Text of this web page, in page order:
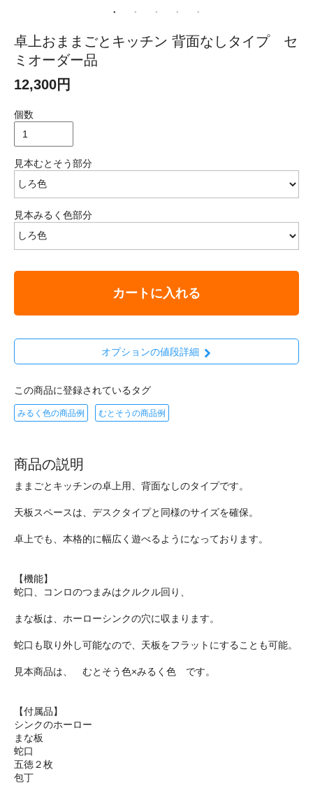
卓上おままごとキッチン 背面なしタイプ セ
ミオーダー品
12,300円
個数
見本むとそう部分
見本みるく色部分
カートに入れる
オプションの値段詳細
この商品に登録されているタグ
みるく色の商品例 むとそうの商品例
商品の説明
ままごとキッチンの卓上用、背面なしのタイプです。
天板スペースは、デスクタイプと同様のサイズを確保。
卓上でも、本格的に幅広く遊べるようになっております。
【機能】
蛇口、コンロのつまみはクルクル回り、
まな板は、ホーローシンクの穴に収まります。
蛇口も取り外し可能なので、天板をフラットにすることも可能。
見本商品は、 むとそう色×みるく色 です。
【付属品】
シンクのホーロー
まな板
蛇口
五徳２枚
包丁